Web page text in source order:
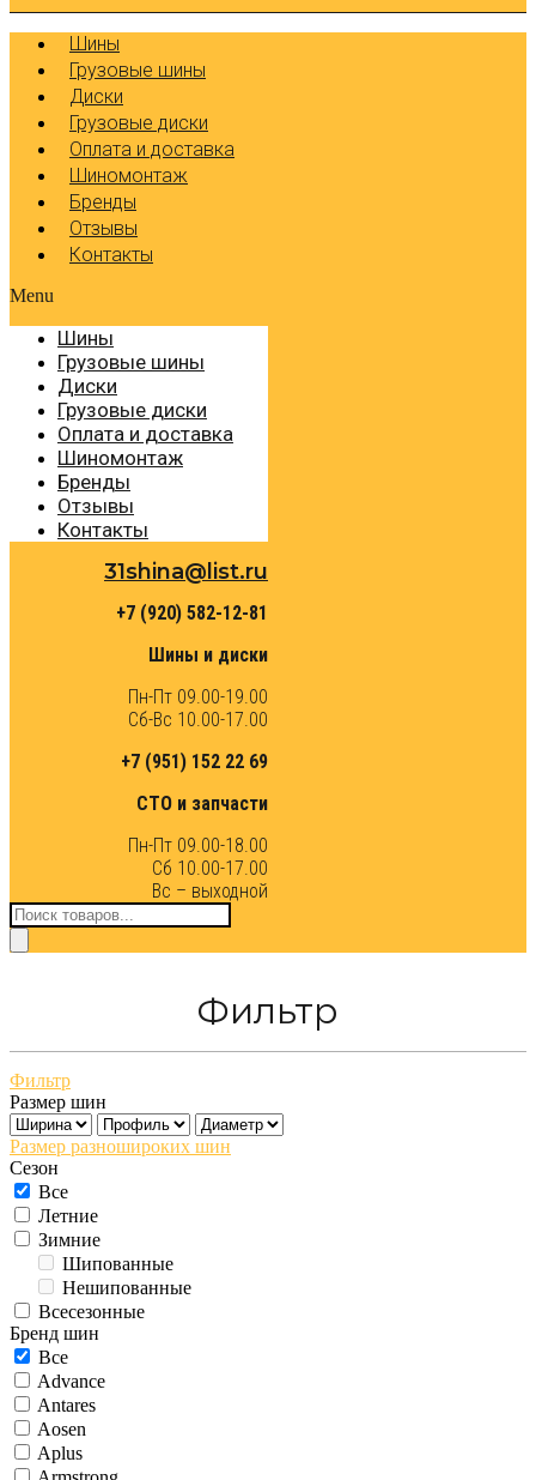
Шины
Грузовые шины
Диски
Грузовые диски
Оплата и доставка
Шиномонтаж
Бренды
Отзывы
Контакты
Menu
Шины
Грузовые шины
Диски
Грузовые диски
Оплата и доставка
Шиномонтаж
Бренды
Отзывы
Контакты
31shina@list.ru
+7 (920) 582-12-81
Шины и диски
Пн-Пт 09.00-19.00
Сб-Вс 10.00-17.00
+7 (951) 152 22 69
СТО и запчасти
Пн-Пт 09.00-18.00
Сб 10.00-17.00
Вс – выходной
Поиск
товаров
Фильтр
Фильтр
Размер шин
Размер разношироких шин
Сезон
Все
Летние
Зимние
Шипованные
Нешипованные
Всесезонные
Бренд шин
Все
Advance
Antares
Aosen
Aplus